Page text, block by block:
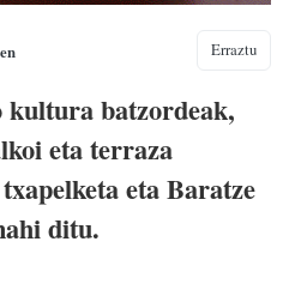
Erraztu
kultura batzordeak,
eta terraza
eta Baratze
ditu.